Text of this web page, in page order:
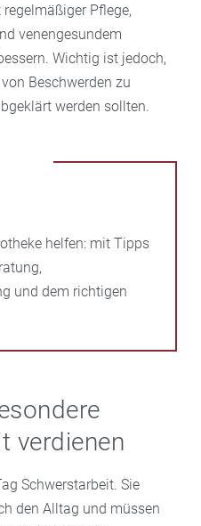
Pflege,
venengesundem
Wichtig ist jedoch,
Beschwerden zu
werden sollten.
helfen: mit Tipps
und dem richtigen
verdienen
Schwerstarbeit. Sie
den Alltag und müssen